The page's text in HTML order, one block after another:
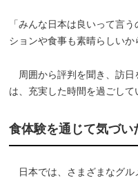
「みんな日本は良いって言
ションや食事も素晴らしいか
周囲から評判を聞き、訪日
は、充実した時間を過ごして
食体験を通じて気づい
日本では、さまざまなグル